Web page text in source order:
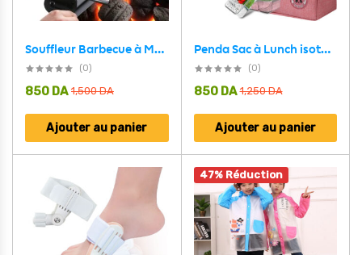
Souffleur Barbecue à Main
(0)
1,500DA
850 DA
Ajouter au panier
Penda Sac à Lunch isotherme Portable étanche VGR- حقيبة غداء معزولة محمولة مقاومة للماء
(0)
1,250DA
850 DA
Ajouter au panier
47% Réduction